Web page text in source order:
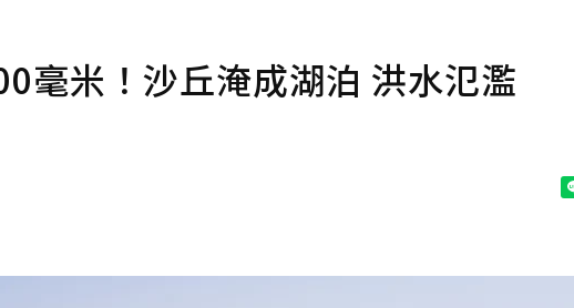
毫米！沙丘淹成湖泊 洪水氾濫